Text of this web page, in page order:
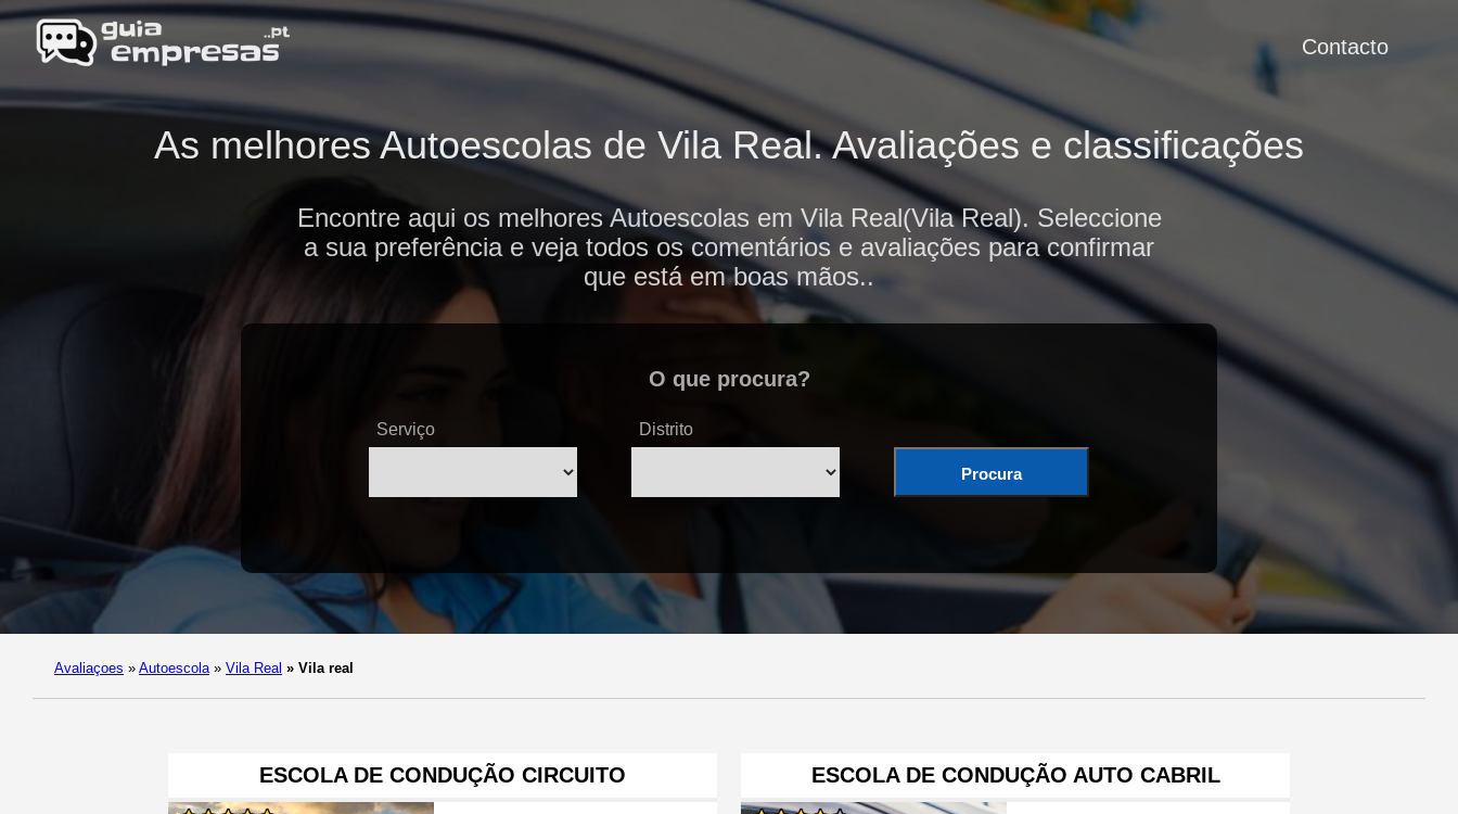
Contacto
As melhores Autoescolas de Vila Real. Avaliações e classificações
Encontre aqui os melhores Autoescolas em Vila Real(Vila Real). Seleccione
a sua preferência e veja todos os comentários e avaliações para confirmar
que está em boas mãos..
O que procura?
Serviço Distrito
Procura
Avaliaçoes » Autoescola » Vila Real » Vila real
ESCOLA DE CONDUÇÃO CIRCUITO ESCOLA DE CONDUÇÃO AUTO CABRIL